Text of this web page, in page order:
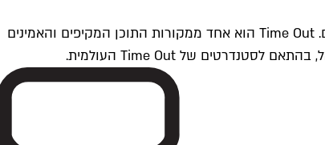
Time Outתל אביב הוא חלק מרשת Time Out Global — רשת מדיה בינלאומית הפועלת ב-360 ערים מרכזיות וב-60 מדינות ברחבי העולם. Time Out הוא אחד ממקורות התוכן המקיפים והאמינים